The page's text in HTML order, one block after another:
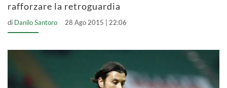
rafforzare la retroguardia
di Danilo Santoro 28 Ago 2015 | 22:06